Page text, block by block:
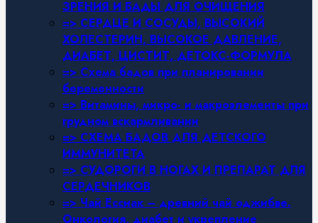
ЗРЕНИЯ И БАДЫ ДЛЯ ОЧИЩЕНИЯ
=> СЕРДЦЕ И СОСУДЫ, ВЫСОКИЙ
ХОЛЕСТЕРИН, ВЫСОКОЕ ДАВЛЕНИЕ,
ДИАБЕТ, ЦИСТИТ, ДЕТОКС-ФОРМУЛА
=> Схема бадов при планировании
беременности
=> Витамины, микро- и макроэлементы при
грудном вскармливании
=> СХЕМА БАДОВ ДЛЯ ДЕТСКОГО
ИММУНИТЕТА
=> СУДОРОГИ В НОГАХ И ПРЕПАРАТ ДЛЯ
СЕРДЕЧНИКОВ
=> Чай Ессиак – древний чай оджибве.
Онкология, диабет и укрепление